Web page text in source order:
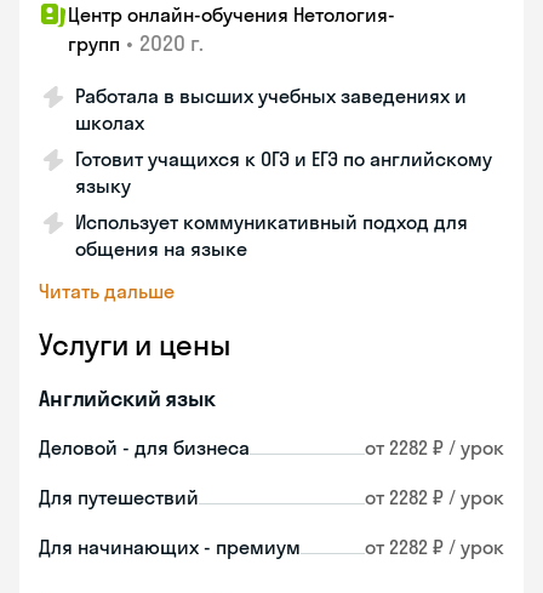
Центр онлайн-обучения Нетология-
групп • 2020 г.
Работала в высших учебных заведениях и
школах
Готовит учащихся к ОГЭ и ЕГЭ по английскому
языку
Использует коммуникативный подход для
общения на языке
Читать дальше
Услуги и цены
Английский язык
Деловой - для бизнеса от 2282 ₽ / урок
Для путешествий от 2282 ₽ / урок
Для начинающих - премиум от 2282 ₽ / урок